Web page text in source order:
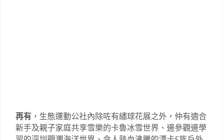
再有 ，生態運動公社內除咗有繡球花展之外，仲有適合
新手及親子家庭共享雪樂的卡魯冰雪世界、邊參觀邊學